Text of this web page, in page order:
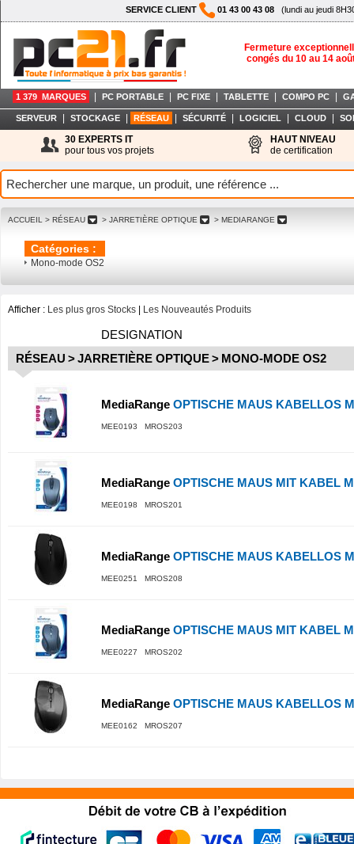
SERVICE CLIENT 01 43 00 43 08 (lundi au jeudi
Fermeture
congés du 10 au 14
1 379 MARQUES PC PORTABLE PC FIXE TABLETTE COMPO PC
SERVEUR STOCKAGE RÉSEAU SÉCURITÉ LOGICIEL CLOUD
30 EXPERTS IT
pour tous vos projets
HAUT NIVEAU
de certification
ACCUEIL > RÉSEAU > JARRETIÈRE OPTIQUE > MEDIARANGE
Catégories :
Mono-mode OS2
Afficher : Les plus gros Stocks Les Nouveautés Produits
DESIGNATION
RÉSEAU >JARRETIÈRE OPTIQUE> MONO-MODE OS2
MediaRange OPTISCHE MAUS KABELLOS
MEE0193 MROS203
MediaRange OPTISCHE MAUS MIT KABEL
MEE0198 MROS201
MediaRange OPTISCHE MAUS KABELLOS
MEE0251 MROS208
MediaRange OPTISCHE MAUS MIT KABEL
MEE0227 MROS202
MediaRange OPTISCHE MAUS KABELLOS
MEE0162 MROS207